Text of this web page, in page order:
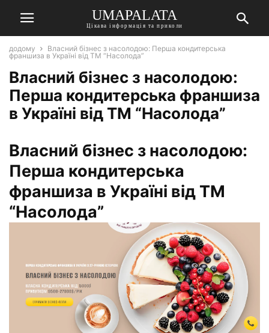
UMAPALATA
Цікава інформація та приколи
додому
Власний бізнес з насолодою: Перша кондитерська
франшиза в Україні від ТМ “Насолода”
Власний бізнес з насолодою:
Перша кондитерська франшиза
в Україні від ТМ “Насолода”
Власний бізнес з насолодою:
Перша кондитерська
франшиза в Україні від ТМ
“Насолода”